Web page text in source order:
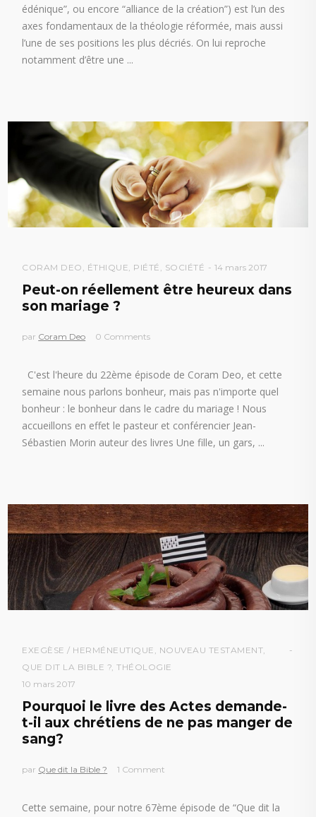
édénique”, ou encore “alliance de la création”) est l’un des
axes fondamentaux de la théologie réformée, mais aussi
l’une de ses positions les plus décriés. On lui reproche
notamment d’être une
CORAM DEO , ÉTHIQUE, PIÉTÉ , SOCIÉTÉ 14 mars 2017
Peut-on réellement être heureux dans
son mariage ?
par Coram Deo 0 Comments
C'est l'heure du 22ème épisode de Coram Deo, et cette
semaine nous parlons bonheur, mais pas n'importe quel
bonheur : le bonheur dans le cadre du mariage ! Nous
accueillons en effet le pasteur et conférencier Jean-
Sébastien Morin auteur des livres Une fille, un gars,
EXEGÈSE / HERMÉNEUTIQUE , NOUVEAU TESTAMENT,
QUE DIT LA BIBLE ?,THÉOLOGIE
10 mars 2017
Pourquoi le livre des Actes demande-
t-il aux chrétiens de ne pas manger de
sang?
par Que dit la Bible ? 1 Comment
Cette semaine, pour notre 67ème épisode de “Que dit la